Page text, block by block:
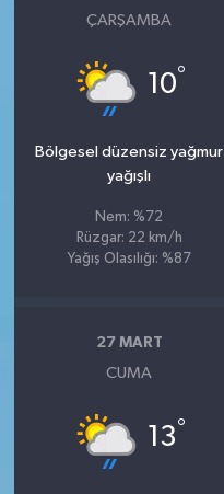
ÇARŞAMBA
10°
Bölgesel düzensiz yağmur
yağışlı
Nem: %72
Rüzgar: 22 km/h
Yağış Olasılığı: %87
27 MART
CUMA
13°